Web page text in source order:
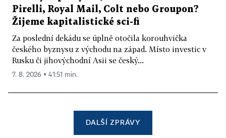
Pirelli, Royal Mail, Colt nebo Groupon?
Žijeme kapitalistické sci-fi
Za poslední dekádu se úplně otočila korouhvička
českého byznysu z východu na západ. Místo investic v
Rusku či jihovýchodní Asii se český...
7. 8. 2026 ▪ 41:51 min.
DALŠÍ ZPRÁVY